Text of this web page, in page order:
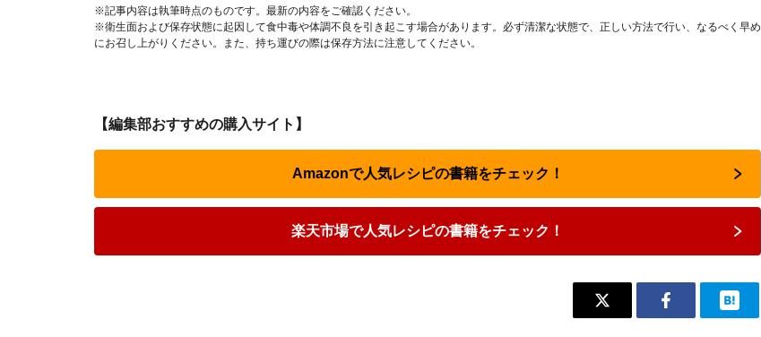
※記事内容は執筆時点のものです。最新の内容をご確認ください。
※衛生面および保存状態に起因して食中毒や体調不良を引き起こす場合があります。必ず清潔な状態で、正しい方法で行い、なるべく早め
にお召し上がりください。また、持ち運びの際は保存方法に注意してください。
【編集部おすすめの購入サイト】
Amazonで人気レシピの書籍をチェック！
楽天市場で人気レシピの書籍をチェック！